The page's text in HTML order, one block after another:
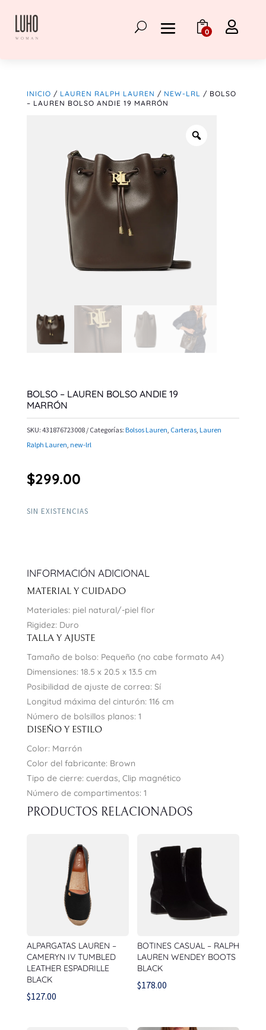
0 
INICIO / LAUREN RALPH LAUREN / NEW-LRL / BOLSO
– LAUREN BOLSO ANDIE 19 MARRÓN
BOLSO – LAUREN BOLSO ANDIE 19
MARRÓN
SKU: 431876723008 Categorías: Bolsos Lauren, Carteras, Lauren
Ralph Lauren, new-lrl
$299.00
SIN EXISTENCIAS
INFORMACIÓN ADICIONAL
MATERIAL Y CUIDADO
Materiales: piel natural/-piel flor
Rigidez: Duro
TALLA Y AJUSTE
Tamaño de bolso: Pequeño (no cabe formato A4)
Dimensiones: 18.5 x 20.5 x 13.5 cm
Posibilidad de ajuste de correa: Sí
Longitud máxima del cinturón: 116 cm
Número de bolsillos planos: 1
DISEÑO Y ESTILO
Color: Marrón
Color del fabricante: Brown
Tipo de cierre: cuerdas, Clip magnético
Número de compartimentos: 1
PRODUCTOS RELACIONADOS
ALPARGATAS LAUREN –
CAMERYN IV TUMBLED
LEATHER ESPADRILLE
BLACK
$127.00
BOTINES CASUAL – RALPH
LAUREN WENDEY BOOTS
BLACK
$178.00